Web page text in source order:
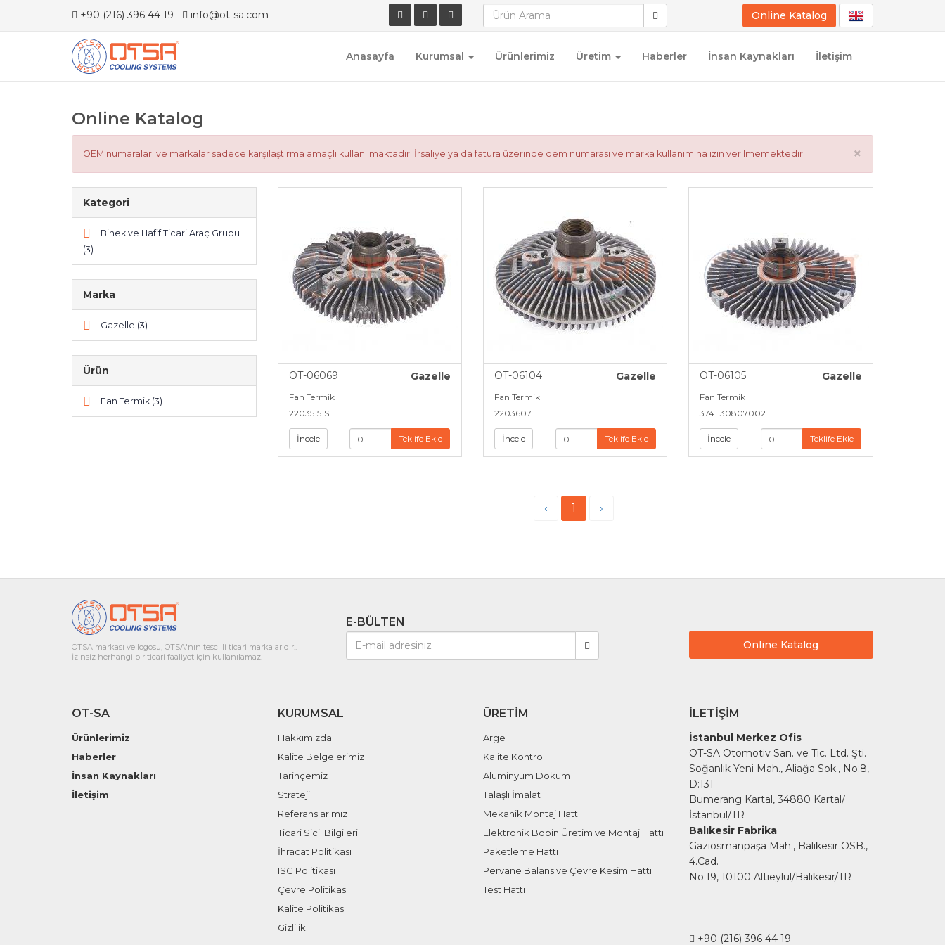
+90 (216) 396 44 19 info@ot-sa.com Online Katalog
Anasayfa Kurumsal Ürünlerimiz Üretim Haberler İnsan Kaynakları İletişim
Online Katalog
×
OEM numaraları ve markalar sadece karşılaştırma amaçlı kullanılmaktadır. İrsaliye ya da fatura üzerinde oem numarası ve marka kullanımına izin verilmemektedir.
Kategori
Binek ve Hafif Ticari Araç Grubu
(3)
Marka
Gazelle (3)
Ürün
Fan Termik (3)
OT-06069 Gazelle
Fan Termik
22035151S
İncele Teklife Ekle
OT-06104 Gazelle
Fan Termik
2203607
İncele Teklife Ekle
OT-06105 Gazelle
Fan Termik
3741130807002
İncele Teklife Ekle
‹ 1 ›
OTSA markası ve logosu, OTSA'nın tescilli ticari markalarıdır..
İzinsiz herhangi bir ticari faaliyet için kullanılamaz.
E-BÜLTEN
Online Katalog
OT-SA
Ürünlerimiz
Haberler
İnsan Kaynakları
İletişim
KURUMSAL
Hakkımızda
Kalite Belgelerimiz
Tarihçemiz
Strateji
Referanslarımız
Ticari Sicil Bilgileri
İhracat Politikası
ISG Politikası
Çevre Politikası
Kalite Politikası
Gizlilik
ÜRETIM
Arge
Kalite Kontrol
Alüminyum Döküm
Talaşlı İmalat
Mekanik Montaj Hattı
Elektronik Bobin Üretim ve Montaj Hattı
Paketleme Hattı
Pervane Balans ve Çevre Kesim Hattı
Test Hattı
İLETIŞIM
İstanbul Merkez Ofis
OT-SA Otomotiv San. ve Tic. Ltd. Şti.
Soğanlık Yeni Mah., Aliağa Sok., No:8,
D:131
Bumerang Kartal, 34880 Kartal/
İstanbul/TR
Balıkesir Fabrika
Gaziosmanpaşa Mah., Balıkesir OSB.,
4.Cad.
No:19, 10100 Altıeylül/Balıkesir/TR
+90 (216) 396 44 19